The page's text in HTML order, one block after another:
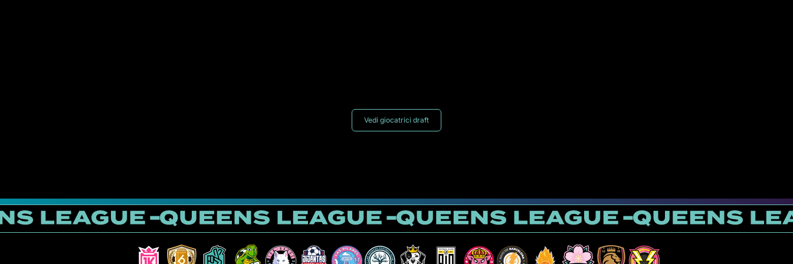
Vedi giocatrici draft